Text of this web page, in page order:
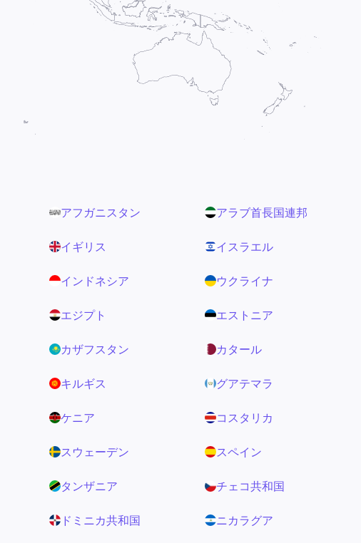
アフガニスタン アラブ首長国連邦
イギリス イスラエル
インドネシア ウクライナ
エジプト エストニア
カザフスタン カタール
キルギス グアテマラ
ケニア コスタリカ
スウェーデン スペイン
タンザニア チェコ共和国
ドミニカ共和国 ニカラグア